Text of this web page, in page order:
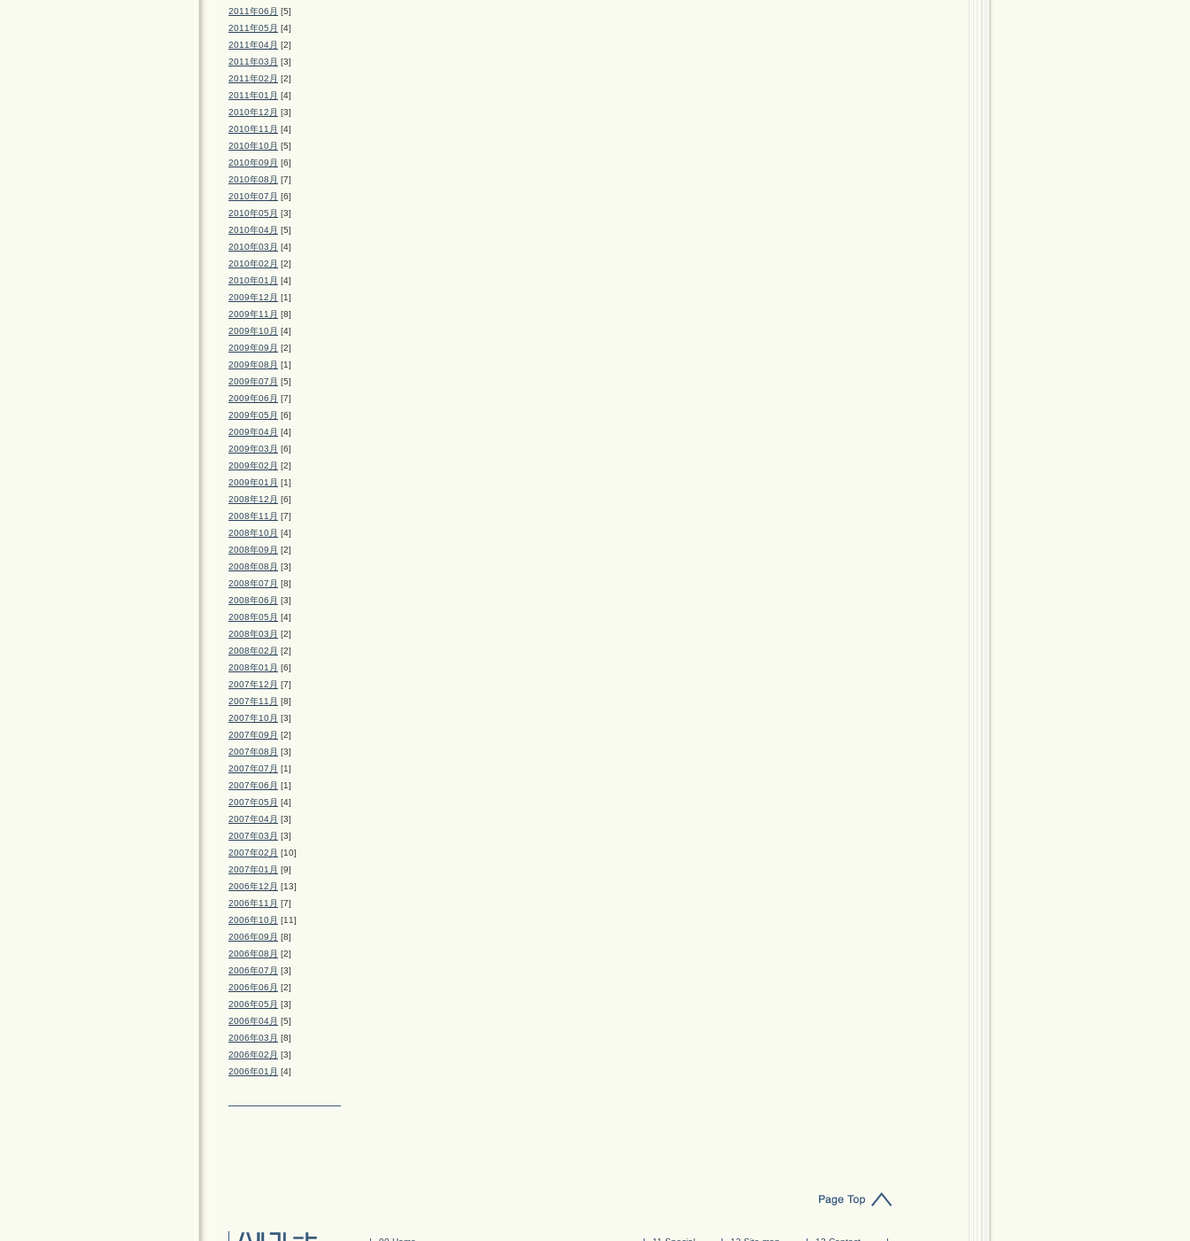
2011年06月 [5]
2011年05月 [4]
2011年04月 [2]
2011年03月 [3]
2011年02月 [2]
2011年01月 [4]
2010年12月 [3]
2010年11月 [4]
2010年10月 [5]
2010年09月 [6]
2010年08月 [7]
2010年07月 [6]
2010年05月 [3]
2010年04月 [5]
2010年03月 [4]
2010年02月 [2]
2010年01月 [4]
2009年12月 [1]
2009年11月 [8]
2009年10月 [4]
2009年09月 [2]
2009年08月 [1]
2009年07月 [5]
2009年06月 [7]
2009年05月 [6]
2009年04月 [4]
2009年03月 [6]
2009年02月 [2]
2009年01月 [1]
2008年12月 [6]
2008年11月 [7]
2008年10月 [4]
2008年09月 [2]
2008年08月 [3]
2008年07月 [8]
2008年06月 [3]
2008年05月 [4]
2008年03月 [2]
2008年02月 [2]
2008年01月 [6]
2007年12月 [7]
2007年11月 [8]
2007年10月 [3]
2007年09月 [2]
2007年08月 [3]
2007年07月 [1]
2007年06月 [1]
2007年05月 [4]
2007年04月 [3]
2007年03月 [3]
2007年02月 [10]
2007年01月 [9]
2006年12月 [13]
2006年11月 [7]
2006年10月 [11]
2006年09月 [8]
2006年08月 [2]
2006年07月 [3]
2006年06月 [2]
2006年05月 [3]
2006年04月 [5]
2006年03月 [8]
2006年02月 [3]
2006年01月 [4]